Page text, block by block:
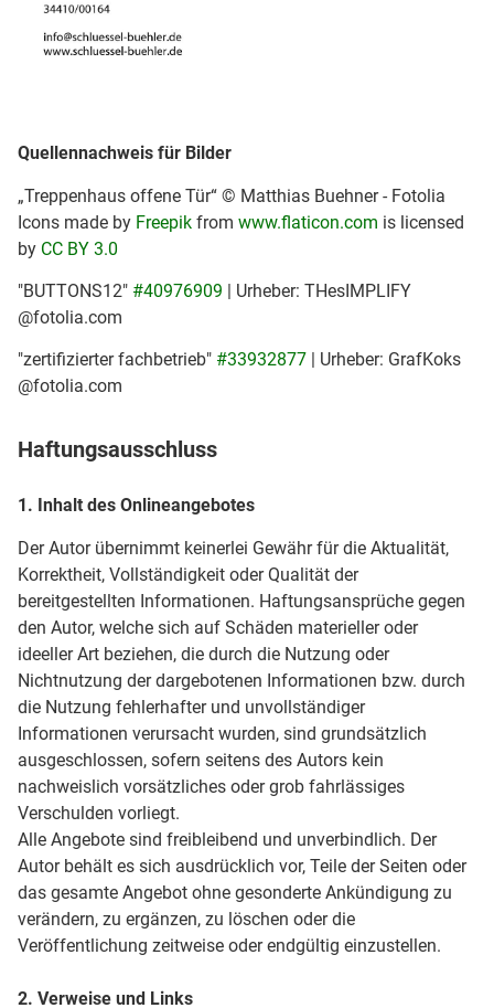
Quellennachweis für Bilder
„Treppenhaus offene Tür“ © Matthias Buehner - Fotolia
Icons made by Freepik from www.flaticon.com is licensed
by CC BY 3.0
"BUTTONS12" #40976909 | Urheber: THesIMPLIFY
@fotolia.com
"zertifizierter fachbetrieb" #33932877 | Urheber: GrafKoks
@fotolia.com
Haftungsausschluss
1. Inhalt des Onlineangebotes
Der Autor übernimmt keinerlei Gewähr für die Aktualität,
Korrektheit, Vollständigkeit oder Qualität der
bereitgestellten Informationen. Haftungsansprüche gegen
den Autor, welche sich auf Schäden materieller oder
ideeller Art beziehen, die durch die Nutzung oder
Nichtnutzung der dargebotenen Informationen bzw. durch
die Nutzung fehlerhafter und unvollständiger
Informationen verursacht wurden, sind grundsätzlich
ausgeschlossen, sofern seitens des Autors kein
nachweislich vorsätzliches oder grob fahrlässiges
Verschulden vorliegt.
Alle Angebote sind freibleibend und unverbindlich. Der
Autor behält es sich ausdrücklich vor, Teile der Seiten oder
das gesamte Angebot ohne gesonderte Ankündigung zu
verändern, zu ergänzen, zu löschen oder die
Veröffentlichung zeitweise oder endgültig einzustellen.
2. Verweise und Links